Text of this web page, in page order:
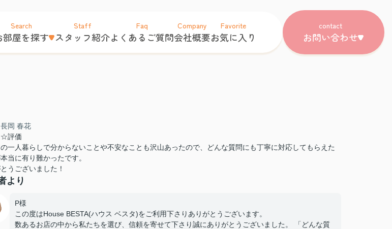
Search
部屋を探す
Staff
スタッフ紹介
Faq
よくあるご質問
Company
会社概要
Favorite
お気に入り
contact
お問い合わせ
岡 春花
評価
一人暮らしで分からないことや不安なことも沢山あったので、どんな質問にも丁寧に対応してもらえた
当に有り難かったです。
うございました！
より
P様
この度はHouse BESTA(ハウス ベスタ)をご利用下さりありがとうございます。
数あるお店の中から私たちを選び、信頼を寄せて下さり誠にありがとうございました。 「どんな質